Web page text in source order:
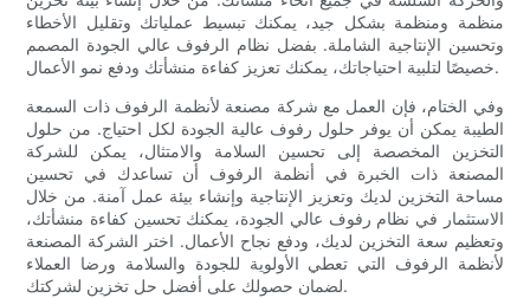
منظمة ومنظمة بشكل جيد، يمكنك تبسيط عملياتك وتقليل الأخطاء
وتحسين الإنتاجية الشاملة. بفضل نظام الرفوف عالي الجودة المصمم
خصيصًا لتلبية احتياجاتك، يمكنك تعزيز كفاءة منشأتك ودفع نمو الأعمال.
وفي الختام، فإن العمل مع شركة مصنعة لأنظمة الرفوف ذات السمعة
الطيبة يمكن أن يوفر حلول رفوف عالية الجودة لكل احتياج. من حلول
التخزين المخصصة إلى تحسين السلامة والامتثال، يمكن للشركة
المصنعة ذات الخبرة في أنظمة الرفوف أن تساعدك في تحسين
مساحة التخزين لديك وتعزيز الإنتاجية وإنشاء بيئة عمل آمنة. من خلال
الاستثمار في نظام رفوف عالي الجودة، يمكنك تحسين كفاءة منشأتك،
وتعظيم سعة التخزين لديك، ودفع نجاح الأعمال. اختر الشركة المصنعة
لأنظمة الرفوف التي تعطي الأولوية للجودة والسلامة ورضا العملاء
لضمان حصولك على أفضل حل تخزين لشركتك.